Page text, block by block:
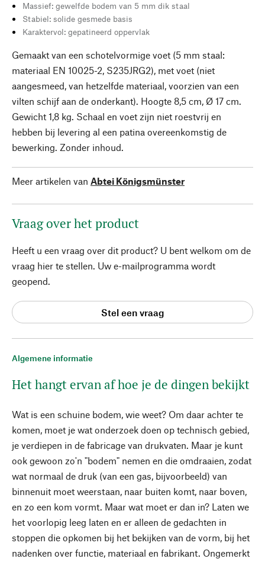
Algemene informatie
Het hangt ervan af hoe je de dingen bekijkt
Wat is een schuine bodem, wie weet? Om daar achter te
komen, moet je wat onderzoek doen op technisch gebied,
je verdiepen in de fabricage van drukvaten. Maar je kunt
ook gewoon zo'n "bodem" nemen en die omdraaien, zodat
wat normaal de druk (van een gas, bijvoorbeeld) van
binnenuit moet weerstaan, naar buiten komt, naar boven,
en zo een kom vormt. Maar wat moet er dan in? Laten we
het voorlopig leeg laten en er alleen de gedachten in
stoppen die opkomen bij het bekijken van de vorm, bij het
nadenken over functie, materiaal en fabrikant. Ongemerkt
Massief: gewelfde bodem van 5 mm dik staal
Stabiel: solide gesmede basis
Karaktervol: gepatineerd oppervlak
Gemaakt van een schotelvormige voet (5 mm staal:
materiaal EN 10025-2, S235JRG2), met voet (niet
aangesmeed, van hetzelfde materiaal, voorzien van een
vilten schijf aan de onderkant). Hoogte 8,5 cm, Ø 17 cm.
Gewicht 1,8 kg. Schaal en voet zijn niet roestvrij en
hebben bij levering al een patina overeenkomstig de
bewerking. Zonder inhoud.
Meer artikelen van Abtei Königsmünster
Vraag over het product
Heeft u een vraag over dit product? U bent welkom om de
vraag hier te stellen. Uw e-mailprogramma wordt
geopend.
Stel een vraag